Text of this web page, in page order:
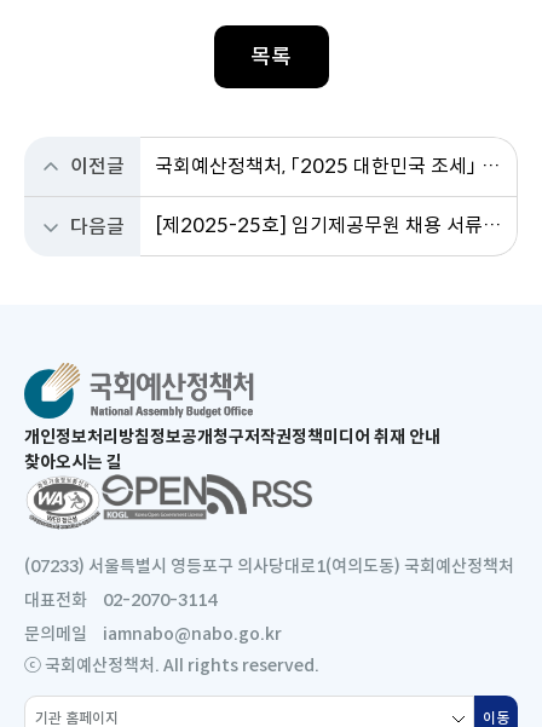
목록
이전글 국회예산정책처, 「2025 대한민국 조세」 발간
다음글 [제2025-25호] 임기제공무원 채용 서류전형 합격자 및 면접 시행계획 공고 (분석관 3직위)
개인정보처리방침새
으
로
림
정보공개청구저작권정책미디어 취재 안내
찾아오시는 길
새
창
로
열
림
(07233) 서울특별시 영등포구 의사당대로1(여의도동) 국회예산정책처
대표전화
02-2070-3114
문의메일
iamnabo@nabo.go.kr
ⓒ 국회예산정책처. All rights reserved.
소
이동